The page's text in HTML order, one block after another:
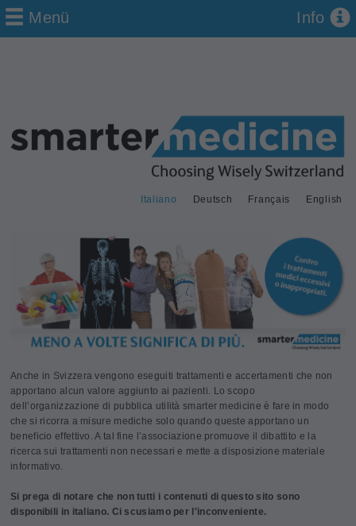
Deutsch Français
Italiano English
Menü Info
Anche in Svizzera vengono eseguiti trattamenti e accertamenti che non
apportano alcun valore aggiunto ai pazienti. Lo scopo
dell’organizzazione di pubblica utilità smarter medicine è fare in modo
che si ricorra a misure mediche solo quando queste apportano un
beneficio effettivo. A tal fine l’associazione promuove il dibattito e la
ricerca sui trattamenti non necessari e mette a disposizione materiale
informativo.
Si prega di notare che non tutti i contenuti di questo sito sono
disponibili in italiano. Ci scusiamo per l'inconveniente.